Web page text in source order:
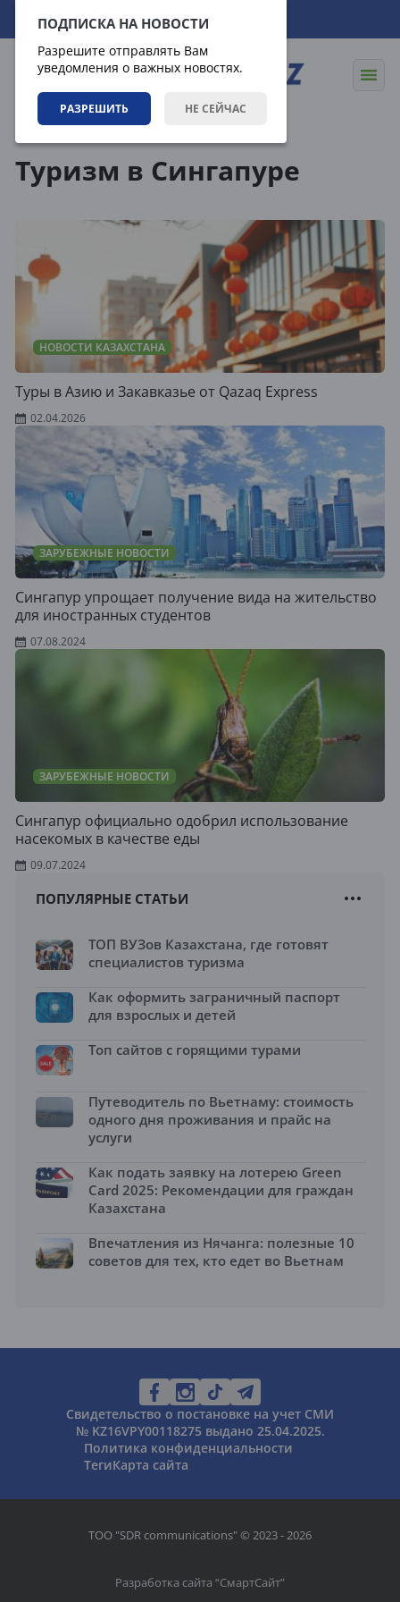
ПОДПИСКА НА НОВОСТИ
Разрешите отправлять Вам
уведомления о важных новостях.
РАЗРЕШИТЬ НЕ СЕЙЧАС
07.08.2026 03:18:06
Туризм в Сингапуре
НОВОСТИ КАЗАХСТАНА
Туры в Азию и Закавказье от Qazaq Express
02.04.2026
ЗАРУБЕЖНЫЕ НОВОСТИ
Сингапур упрощает получение вида на жительство
для иностранных студентов
07.08.2024
ЗАРУБЕЖНЫЕ НОВОСТИ
Сингапур официально одобрил использование
насекомых в качестве еды
09.07.2024
ПОПУЛЯРНЫЕ СТАТЬИ
ТОП ВУЗов Казахстана, где готовят
специалистов туризма
Как оформить заграничный паспорт
для взрослых и детей
Топ сайтов с горящими турами
Путеводитель по Вьетнаму: стоимость
одного дня проживания и прайс на
услуги
Как подать заявку на лотерею Green
Card 2025: Рекомендации для граждан
Казахстана
Впечатления из Нячанга: полезные 10
советов для тех, кто едет во Вьетнам
Свидетельство о постановке на учет СМИ
№ KZ16VPY00118275 выдано 25.04.2025.
Политика конфиденциальности
ТегиКарта сайта
ТОО "SDR communications" © 2023 - 2026
Разработка сайта “СмартСайт”